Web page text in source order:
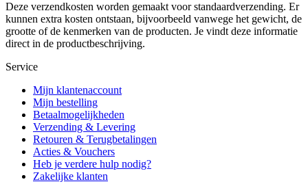
Deze verzendkosten worden gemaakt voor standaardverzending. Er
kunnen extra kosten ontstaan, bijvoorbeeld vanwege het gewicht, de
grootte of de kenmerken van de producten. Je vindt deze informatie
direct in de productbeschrijving.
Service
Mijn klantenaccount
Mijn bestelling
Betaalmogelijkheden
Verzending & Levering
Retouren & Terugbetalingen
Acties & Vouchers
Heb je verdere hulp nodig?
Zakelijke klanten